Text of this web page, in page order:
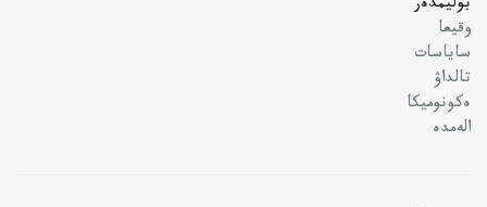
بوليمدەر
وقيعا
ساياسات
تالداۋ
ەكونوميكا
الەمدە